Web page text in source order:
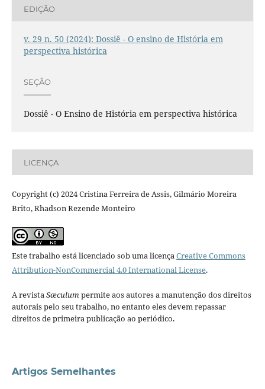
EDIÇÃO
v. 29 n. 50 (2024): Dossiê - O ensino de História em
perspectiva histórica
SEÇÃO
Dossiê - O Ensino de História em perspectiva histórica
LICENÇA
Copyright (c) 2024 Cristina Ferreira de Assis, Gilmário Moreira
Brito, Rhadson Rezende Monteiro
Este trabalho está licenciado sob uma licençaCreative Commons
Attribution-NonCommercial 4.0 International License.
A revistaSæculumpermite aos autores a manutenção dos direitos
autorais pelo seu trabalho, no entanto eles devem repassar
direitos de primeira publicação ao periódico.
Artigos Semelhantes